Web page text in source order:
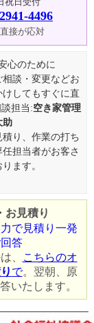
4496
接が応対
心のために
談・変更などお
してもすぐに直
担当:空き家管理
助
り、作業の打ち
担当者がお客さ
ます。
お見積り
で見積り一発
答
、
こちらのオ
で。翌朝、原
いたします。